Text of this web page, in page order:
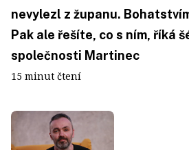
nevylezl z županu.
Pak ale řešíte, co s ním, říká
společnosti Martinec
15 minut čtení